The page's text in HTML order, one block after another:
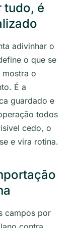
tudo, é
adivinhar o
o que se
mostra o
É a
guardado e
todos
cedo, o
e vira rotina.
campos por